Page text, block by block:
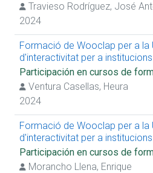
Travieso Rodríguez, José
2024
Formació de Wooclap per a la
d'interactivitat per a
Participación en cursos de
Ventura Casellas, Heura
2024
Formació de Wooclap per a la
d'interactivitat per a
Participación en cursos de
Morancho Llena, Enrique